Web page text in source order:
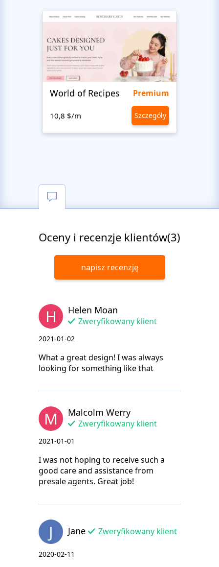
World of Recipes Premium
10,8 $/m Szczegóły
Oceny i recenzje klientów(3)
napisz recenzję
H Helen Moan
Zweryfikowany klient
2021-01-02
What a great design! I was always
looking for something like that
M Malcolm Werry
Zweryfikowany klient
2021-01-01
I was not hoping to receive such a
good care and assistance from
presale agents. Great job!
J Jane Zweryfikowany klient
2020-02-11